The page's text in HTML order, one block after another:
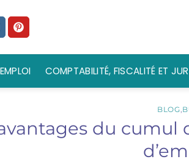
EMPLOI COMPTABILITÉ, FISCALITÉ ET
BLOG,
du